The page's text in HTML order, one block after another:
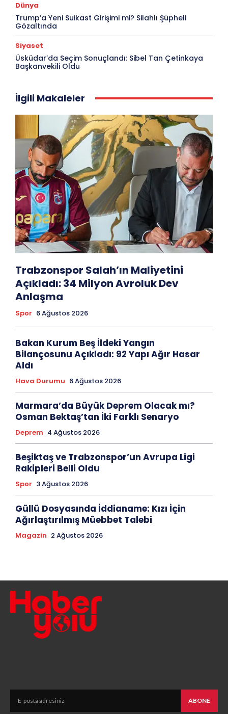
Dünya
Trump’a Yeni Suikast Girişimi mi? Silahlı Şüpheli
Gözaltında
Siyaset
Üsküdar’da Seçim Sonuçlandı: Sibel Tan Çetinkaya
Başkanvekili Oldu
İlgili Makaleler
Trabzonspor Salah’ın Maliyetini
Açıkladı: 34 Milyon Avroluk Dev
Anlaşma
Spor 6 Ağustos 2026
Bakan Kurum Beş İldeki Yangın
Bilançosunu Açıkladı: 92 Yapı Ağır Hasar
Aldı
Hava Durumu 6 Ağustos 2026
Marmara’da Büyük Deprem Olacak mı?
Osman Bektaş’tan İki Farklı Senaryo
Deprem 4 Ağustos 2026
Beşiktaş ve Trabzonspor’un Avrupa Ligi
Rakipleri Belli Oldu
Spor 3 Ağustos 2026
Güllü Dosyasında İddianame: Kızı İçin
Ağırlaştırılmış Müebbet Talebi
Magazin 2 Ağustos 2026
ABONE